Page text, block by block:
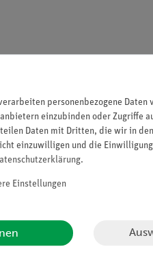
personenbezogene Daten
einzubinden oder Zugriffe
Daten mit Dritten, die wir in
einzuwilligen und die
.
Einstellungen